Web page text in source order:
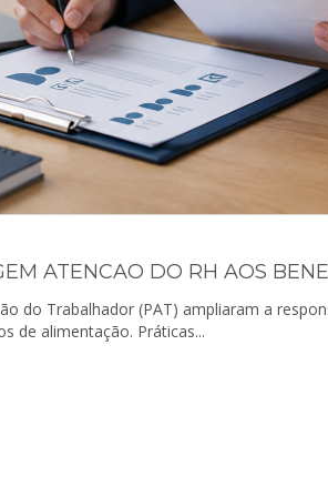
ATENCAO DO RH AOS
do Trabalhador (PAT) ampliaram a
de alimentação. Práticas...